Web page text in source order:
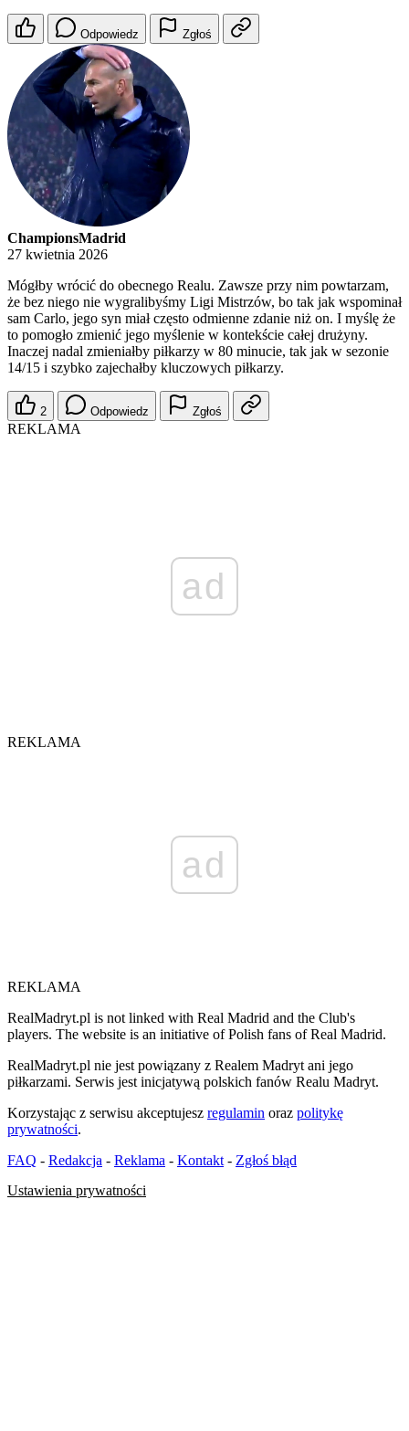
Odpowiedz Zgłoś
ChampionsMadrid
27 kwietnia 2026
Mógłby wrócić do obecnego Realu. Zawsze przy nim powtarzam,
że bez niego nie wygralibyśmy Ligi Mistrzów, bo tak jak wspominał
sam Carlo, jego syn miał często odmienne zdanie niż on. I myślę że
to pomogło zmienić jego myślenie w kontekście całej drużyny.
Inaczej nadal zmieniałby piłkarzy w 80 minucie, tak jak w sezonie
14/15 i szybko zajechałby kluczowych piłkarzy.
2 Odpowiedz Zgłoś
REKLAMA
ad
REKLAMA
ad
REKLAMA
RealMadryt.pl is not linked with Real Madrid and the Club's
players. The website is an initiative of Polish fans of Real Madrid.
RealMadryt.pl nie jest powiązany z Realem Madryt ani jego
piłkarzami. Serwis jest inicjatywą polskich fanów Realu Madryt.
Korzystając z serwisu akceptujesz regulamin oraz politykę
prywatności.
FAQ - Redakcja - Reklama - Kontakt - Zgłoś błąd
Ustawienia prywatności